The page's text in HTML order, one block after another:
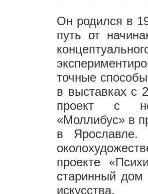
Он родился в
путь от
точные
в выставках с
проект с
«Моллибус» в
в
проекте
старинный дом
искусства.